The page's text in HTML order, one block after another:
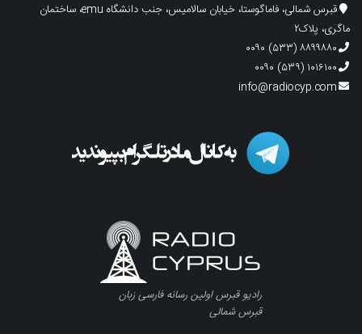
قبرس شمالی، فاماگوستا، خیابان سالامیس، جنب دانشگاه emu، ساختمان
ماگری، پلاک۲
۸۸۹۹۸۸۰ (۵۳۳) ۰۰۹۰
۱۰۱۶۱۰۰ (۵۳۹) ۰۰۹۰
info@radiocyp.com
رادیو قبرس اولین رسانه فارسی زبان
قبرس شمالی